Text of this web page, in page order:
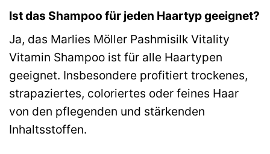
Ist das Shampoo für jeden Haartyp geeignet?
Ja, das Marlies Möller Pashmisilk Vitality
Vitamin Shampoo ist für alle Haartypen
geeignet. Insbesondere profitiert trockenes,
strapaziertes, coloriertes oder feines Haar
von den pflegenden und stärkenden
Inhaltsstoffen.